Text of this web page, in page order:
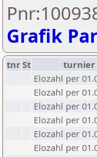
Grafik
tnrSt turnier
Elozahl per
Elozahl per
Elozahl per
Elozahl per
Elozahl per
Elozahl per